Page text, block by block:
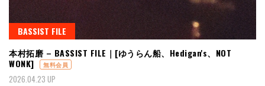
BASSIST FILE
本村拓磨 – BASSIST FILE｜[ゆうらん船、Hedigan's、NOT
WONK]
無料会員
2026.04.23 UP